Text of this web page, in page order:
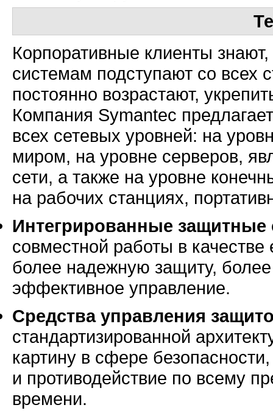
Корпоративные клиенты
системам подступают со всех
постоянно возрастают,
Компания Symantec
всех сетевых уровней: на
миром, на уровне серверов,
сети, а также на уровне
на рабочих станциях,
Интегрированные защитные
совместной работы в
более надежную защиту,
эффективное управление.
Средства управления
стандартизированной
картину в сфере
и противодействие по всему
времени.